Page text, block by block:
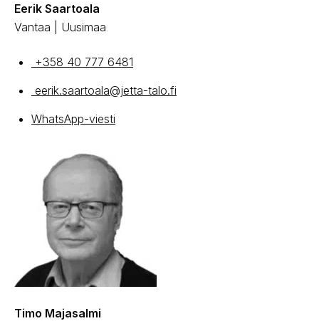
Eerik Saartoala
Vantaa | Uusimaa
+358 40 777 6481
eerik.saartoala@jetta-talo.fi
WhatsApp-viesti
Timo Majasalmi